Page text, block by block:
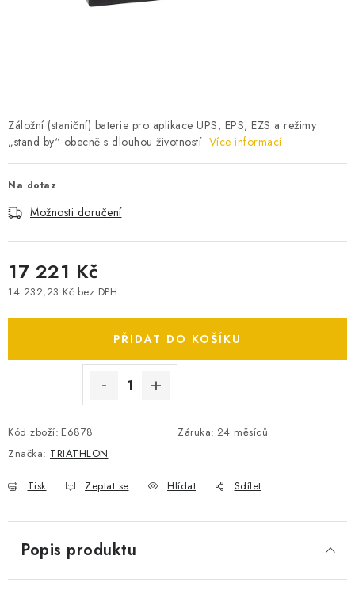
LITHIOVÉ BATERIE
FOTOVOLTAIKA
TESTERY BATERIÍ
BATERIE PRO NOUZOVÁ OSVĚTLENÍ
SPOTŘEBNÍ BATERIE
KONFIGURÁTOR AUTOBATERIÍ
O NÁS
OCHRANA OSOBNÍCH ÚDAJŮ
JAK NA TO S BATTERY.CZ
Záložní (staniční) baterie pro aplikace UPS, EPS, EZS a režimy
„stand by“ obecně s dlouhou životností Více informací
Na dotaz
Možnosti doručení
17 221 Kč
14 232,23 Kč bez DPH
PŘIDAT DO KOŠÍKU
Kód zboží: E6878 Záruka: 24 měsíců
Značka: TRIATHLON
Tisk Zeptat se Hlídat Sdílet
Popis produktu